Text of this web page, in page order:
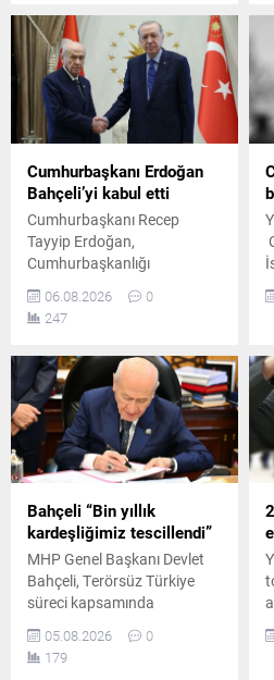
gerilemeleri dikkat çekti.
Cumhurbaşkanı Erdoğan
Bahçeli’yi kabul etti
Cumhurbaşkanı Recep
Tayyip Erdoğan,
Cumhurbaşkanlığı
Başkanı Devlet Bahçeli ile bir
araya geldi. Yaklaşık 45
Güvenlik Kurulu toplantısı
öncesinde gerçekleştirildi.
06.08.2026
0
247
Bahçeli “Bin yıllık
kardeşliğimiz tescillendi”
MHP Genel Başkanı Devlet
Bahçeli, Terörsüz Türkiye
süreci kapsamında
hazırlanan çerçeve yasa
teklifine ilişkin
değerlendirmelerde bulundu.
05.08.2026
0
179